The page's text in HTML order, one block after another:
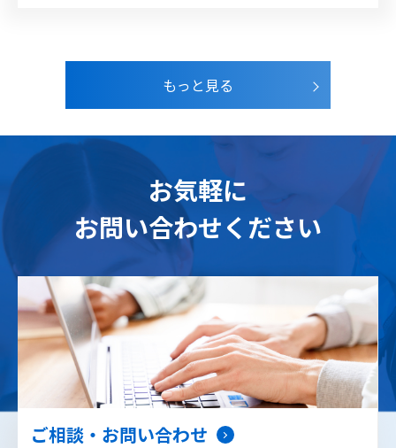
もっと見る
お気軽に
お問い合わせください
ご相談・お問い合わせ